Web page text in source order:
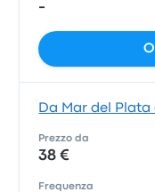
-
Da Mar del Plata
Prezzo da
38 €
Frequenza